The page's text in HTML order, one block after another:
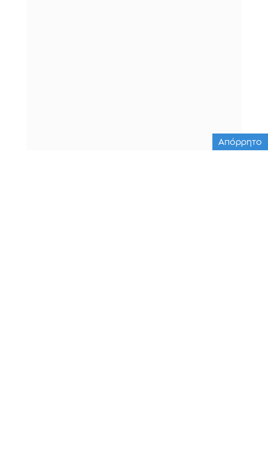
Απόρρητο